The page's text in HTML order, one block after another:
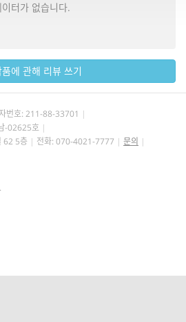
이터가 없습니다.
에 관해 리뷰 쓰기
번호: 211-88-33701
-02625호
62 5층
전화: 070-4021-7777
문의